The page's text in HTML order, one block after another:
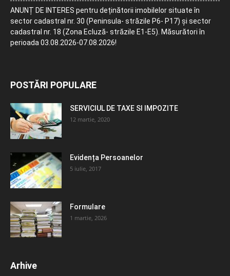
ANUNȚ DE INTERES pentru deținătorii imobilelor situate în
sector cadastral nr. 30 (Peninsula- străzile P6- P17) și sector
cadastral nr. 18 (Zona Ecluză- străzile E1-E5). Măsurători în
perioada 03.08.2026-07.08.2026!
POSTĂRI POPULARE
SERVICIUL DE TAXE SI IMPOZITE
12 martie, 2020
Evidența Persoanelor
5 iulie, 2017
Formulare
1 martie, 2026
Arhive